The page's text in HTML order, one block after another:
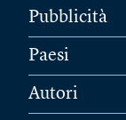
Pubblicità
Paesi
Autori